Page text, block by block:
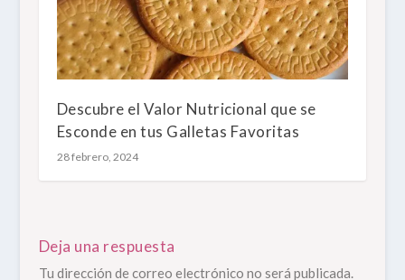
Descubre el Valor Nutricional que se
Esconde en tus Galletas Favoritas
28 febrero, 2024
Deja una respuesta
Tu dirección de correo electrónico no será publicada.